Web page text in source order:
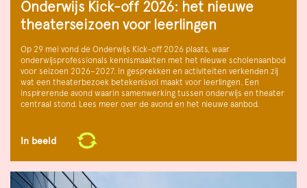
Onderwijs Kick-off 2026: het nieuwe
theaterseizoen voor leerlingen
Op 29 mei vond de Onderwijs Kick-off 2026 plaats, waar
onderwijsprofessionals kennismaakten met het nieuwe scholenaanbod
voor seizoen 2026–2027. In gesprekken en activiteiten verkenden zij
wat een theaterbezoek betekenisvol maakt voor leerlingen. Een
inspirerende avond waarin samenwerking tussen onderwijs en theater
centraal stond. Lees meer over de avond en het nieuwe aanbod.
In beeld